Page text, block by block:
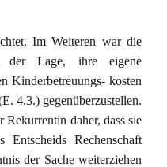
Im Weiteren war die
der Lage, ihre eigene
Kinderbetreuungs- kosten
4.3.) gegenüberzustellen.
daher, dass sie
Rechenschaft
der Sache weiterziehen